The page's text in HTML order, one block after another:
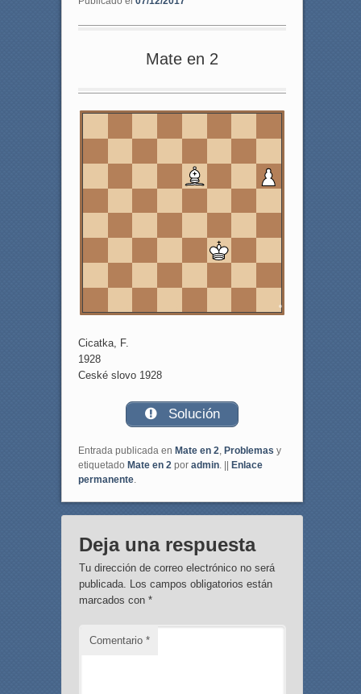
Mate en 2
Cicatka, F.
1928
Ceské slovo 1928
Solución
Entrada publicada en Mate en 2, Problemas y
etiquetado Mate en 2por admin. ||
Enlace
permanente.
Deja una respuesta
Tu dirección de correo electrónico no será
publicada. Los campos obligatorios están
marcados con *
Comentario *